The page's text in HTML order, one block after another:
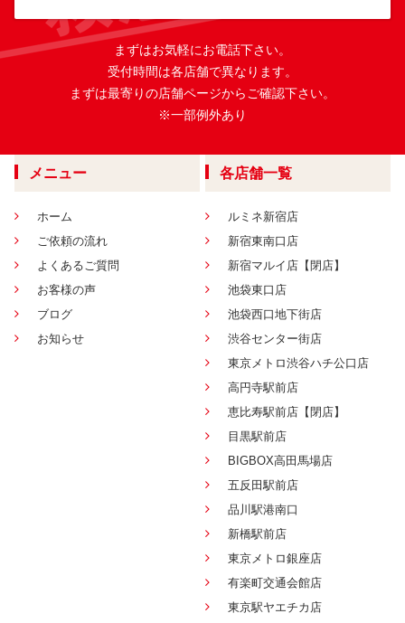
まずはお気軽にお電話下さい。
受付時間は各店舗で異なります。
まずは最寄りの店舗ページからご確認下さい。
※一部例外あり
メニュー
ホーム
ご依頼の流れ
よくあるご質問
お客様の声
ブログ
お知らせ
各店舗一覧
ルミネ新宿店
新宿東南口店
新宿マルイ店【閉店】
池袋東口店
池袋西口地下街店
渋谷センター街店
東京メトロ渋谷ハチ公口店
高円寺駅前店
恵比寿駅前店【閉店】
目黒駅前店
BIGBOX高田馬場店
五反田駅前店
品川駅港南口
新橋駅前店
東京メトロ銀座店
有楽町交通会館店
東京駅ヤエチカ店